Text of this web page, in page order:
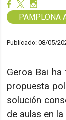
PAMPLONA
Publicado: 08/05/
Geroa Bai
propuesta
solución
de aulas en